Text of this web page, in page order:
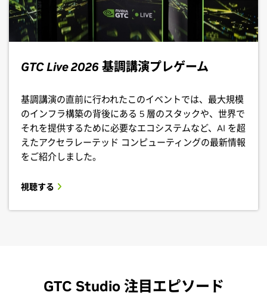
GTC Live 2026基調講演プレゲーム
基調講演の直前に行われたこのイベントでは、最大規模
のインフラ構築の背後にある 5 層のスタックや、世界で
それを提供するために必要なエコシステムなど、AI を超
えたアクセラレーテッド コンピューティングの最新情報
をご紹介しました。
視聴する
GTC Studio 注目エピソード